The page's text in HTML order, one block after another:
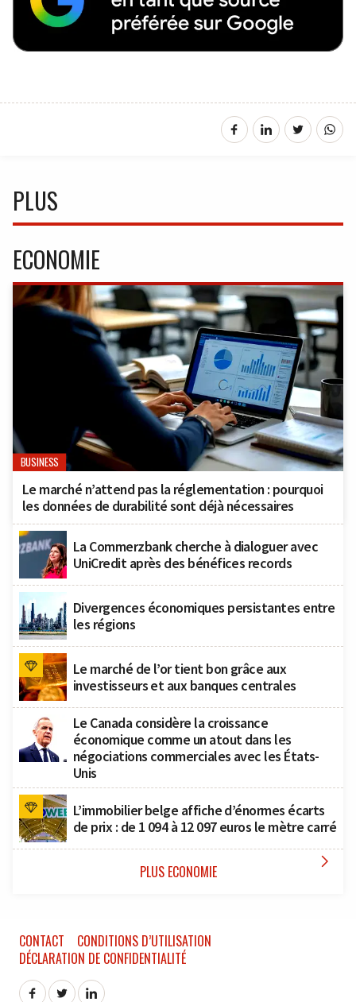
PLUS
ECONOMIE
BUSINESS
Le marché n’attend pas la réglementation : pourquoi
les données de durabilité sont déjà nécessaires
La Commerzbank cherche à dialoguer avec
UniCredit après des bénéfices records
Divergences économiques persistantes entre
les régions
Le marché de l’or tient bon grâce aux
investisseurs et aux banques centrales
Le Canada considère la croissance
économique comme un atout dans les
négociations commerciales avec les États-
Unis
L’immobilier belge affiche d’énormes écarts
de prix : de 1 094 à 12 097 euros le mètre carré
PLUS ECONOMIE 
CONTACT
CONDITIONS D’UTILISATION
DÉCLARATION DE CONFIDENTIALITÉ